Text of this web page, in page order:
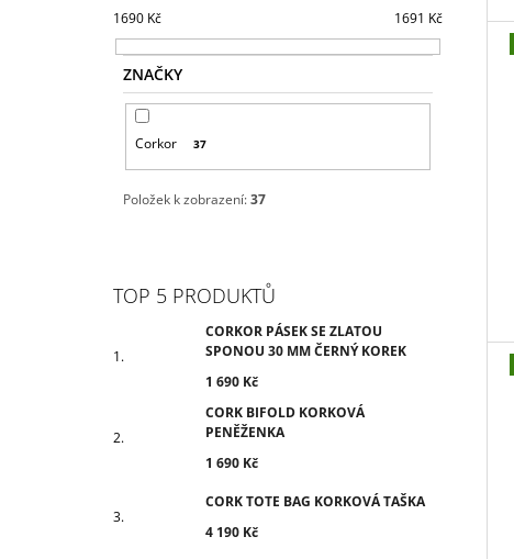
1690 Kč 1691 Kč
ZNAČKY
Corkor 37
Položek k zobrazení:37
TOP 5 PRODUKTŮ
CORKOR PÁSEK SE ZLATOU
SPONOU 30 MM ČERNÝ KOREK
1 690 Kč
CORK BIFOLD KORKOVÁ
PENĚŽENKA
1 690 Kč
CORK TOTE BAG KORKOVÁ TAŠKA
4 190 Kč